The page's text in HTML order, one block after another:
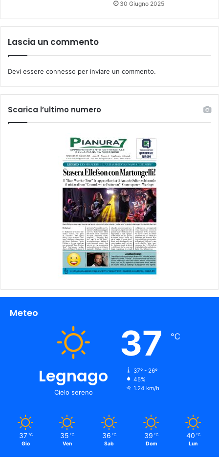
30 Giugno 2025
Lascia un commento
Devi essere connesso per inviare un commento.
Scarica l’ultimo numero
Meteo
Legnago
Cielo sereno
37 ℃
37º - 26º
45%
1.24 km/h
37 ℃
Gio
35 ℃
Ven
36 ℃
Sab
39 ℃
Dom
40 ℃
Lun